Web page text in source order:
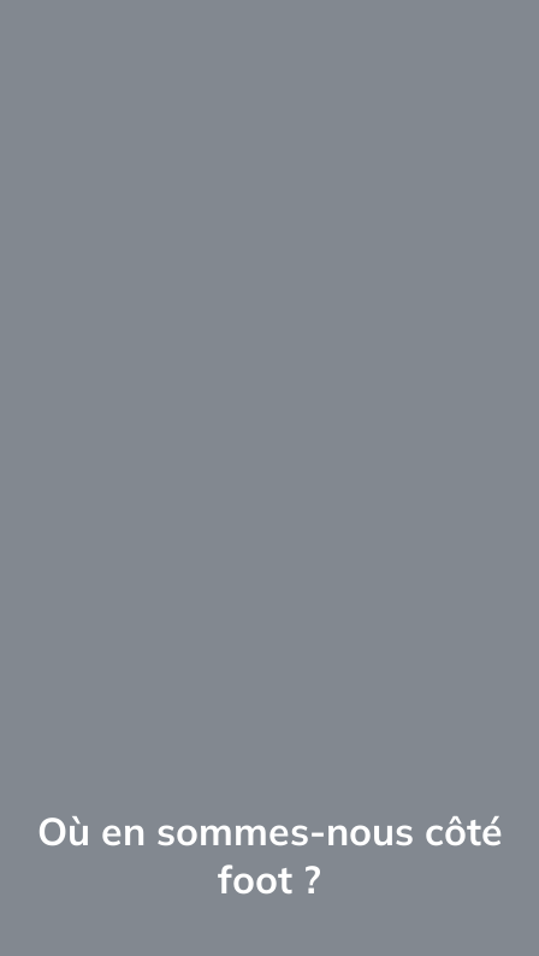
Où en sommes-nous côté
foot ?